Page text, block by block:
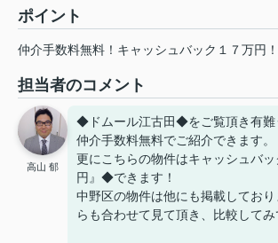
ポイント
仲介手数料無料！キャッシュバック１７万円！
担当者のコメント
高山 郁
◆ドムール江古田◆をご覧頂き有難
仲介手数料無料でご紹介できます。
更にこちらの物件はキャッシュバ
円』◆できます！
中野区の物件は他にも掲載してお
らも合わせて見て頂き、比較してみ